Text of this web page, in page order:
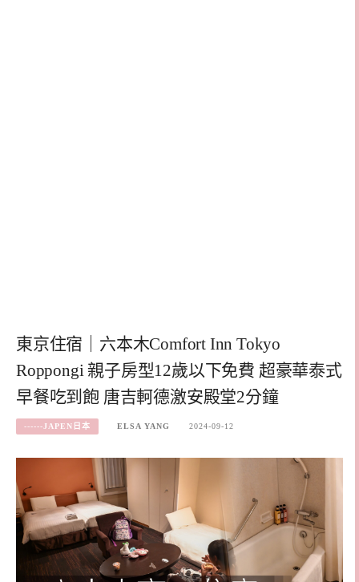
東京住宿｜六本木Comfort Inn Tokyo
Roppongi 親子房型12歲以下免費 超豪華泰式
早餐吃到飽 唐吉軻德激安殿堂2分鐘
------JAPEN日本 ELSA YANG 2024-09-12